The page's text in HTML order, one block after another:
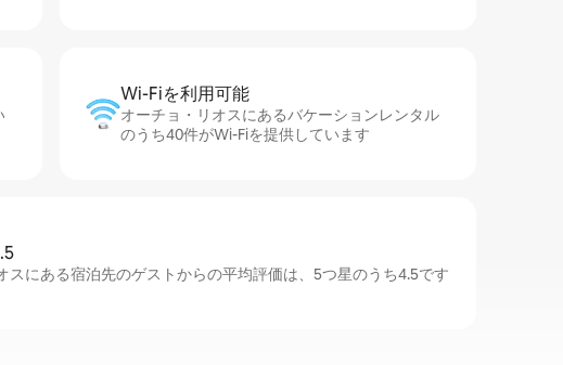
Wi-Fiを利⁠用⁠可⁠能
オーチョ・リオスにあるバケーションレンタル
のうち40件がWi-Fiを提供しています
スにある宿泊先のゲストからの平均評価は、5つ星のうち4.5です